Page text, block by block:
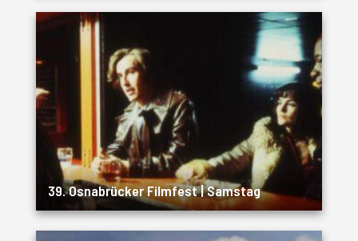
39. Osnabrücker Filmfest | Samstag